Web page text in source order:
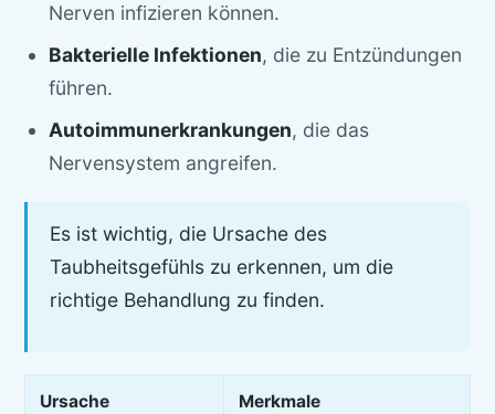
Nerven infizieren können.
Bakterielle Infektionen, die zu Entzündungen
führen.
Autoimmunerkrankungen, die das
Nervensystem angreifen.
Es ist wichtig, die Ursache des
Taubheitsgefühls zu erkennen, um die
richtige Behandlung zu finden.
Ursache Merkmale